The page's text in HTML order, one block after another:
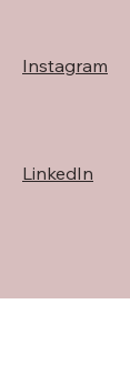
Instagram
LinkedIn